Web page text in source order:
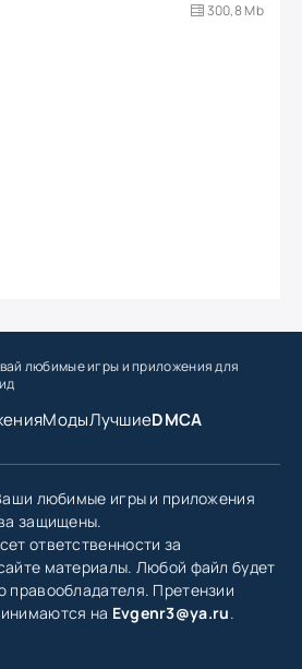
300,8 Mb
любимые игрыи приложения для
МодыЛучшиеDMCA
любимые игры и приложения
защищены.
ответственности за
материалы. Любой файл будет
правообладателя. Претензии
на Evgenr3@ya.ru.